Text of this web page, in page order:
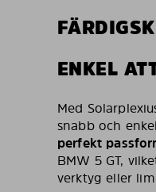
ENKEL
Med
snabb och
perfekt
BMW 5 GT,
verktyg eller